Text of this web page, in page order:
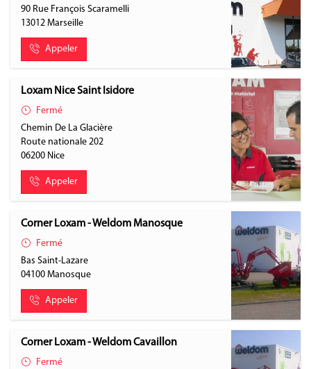
90 Rue François Scaramelli
13012 Marseille
Appeler
Loxam Nice Saint Isidore
Fermé
Chemin De La Glacière
Route nationale 202
06200 Nice
Appeler
Corner Loxam - Weldom Manosque
Fermé
Bas Saint-Lazare
04100 Manosque
Appeler
Corner Loxam - Weldom Cavaillon
Fermé